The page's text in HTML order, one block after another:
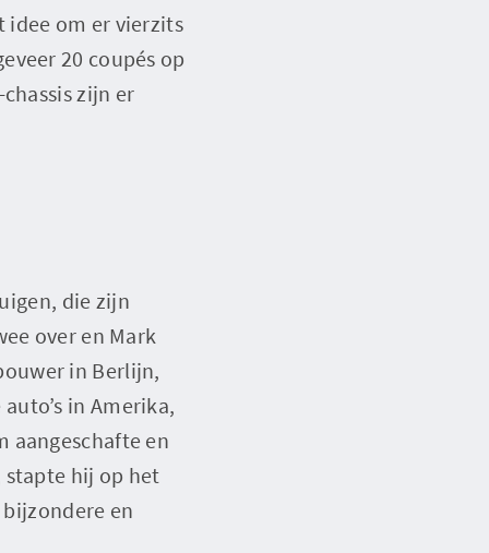
idee om er vierzits
20 coupés op
zijn er
die zijn
over en Mark
in Berlijn,
in Amerika,
aangeschafte en
stapte hij op het
en